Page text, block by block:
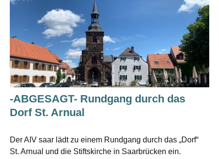
-ABGESAGT- Rundgang durch das
Dorf St. Arnual
Der AIV saar lädt zu einem Rundgang durch das „Dorf“
St. Arnual und die Stiftskirche in Saarbrücken ein.